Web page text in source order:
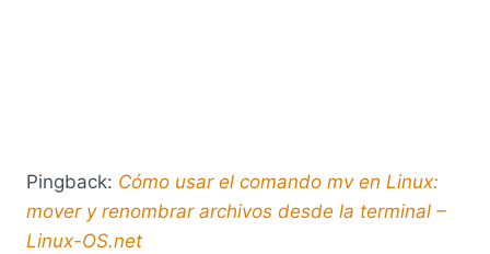
Pingback: Cómo usar el comando mv en Linux:
mover y renombrar archivos desde la terminal –
Linux-OS.net